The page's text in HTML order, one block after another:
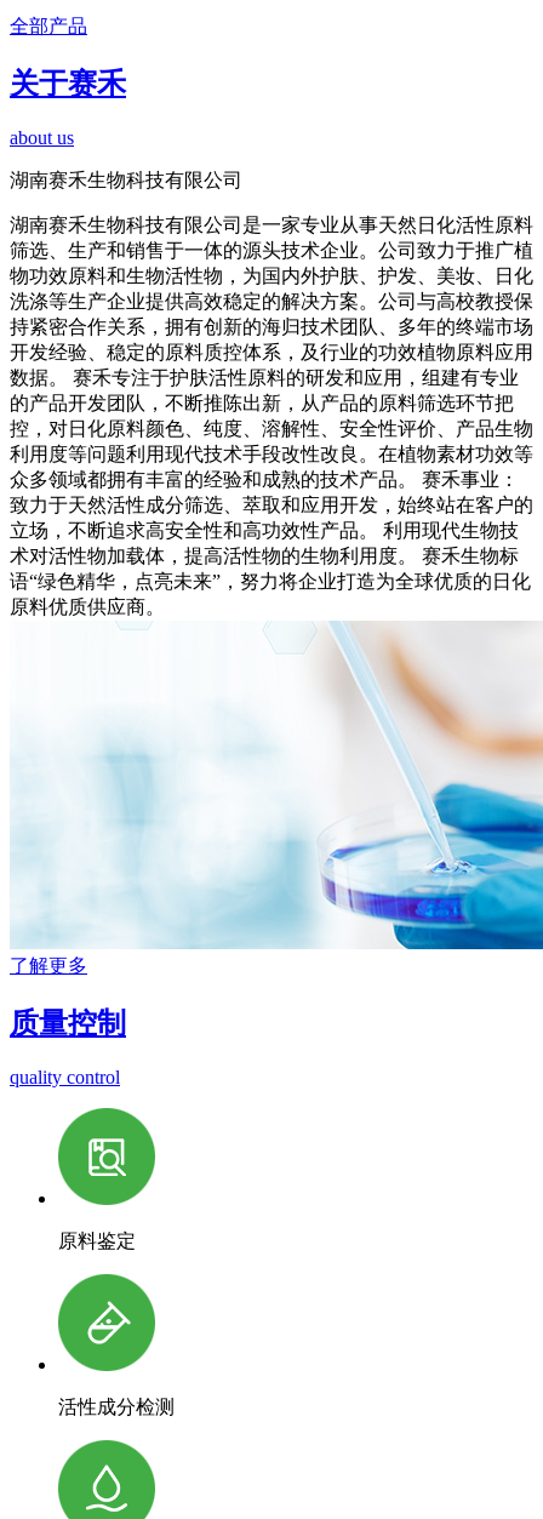
全部产品
关于赛禾
about us
湖南赛禾生物科技有限公司
湖南赛禾生物科技有限公司是一家专业从事天然日化活性原料
筛选、生产和销售于一体的源头技术企业。公司致力于推广植
物功效原料和生物活性物，为国内外护肤、护发、美妆、日化
洗涤等生产企业提供高效稳定的解决方案。公司与高校教授保
持紧密合作关系，拥有创新的海归技术团队、多年的终端市场
开发经验、稳定的原料质控体系，及行业的功效植物原料应用
数据。 赛禾专注于护肤活性原料的研发和应用，组建有专业
的产品开发团队，不断推陈出新，从产品的原料筛选环节把
控，对日化原料颜色、纯度、溶解性、安全性评价、产品生物
利用度等问题利用现代技术手段改性改良。在植物素材功效等
众多领域都拥有丰富的经验和成熟的技术产品。 赛禾事业：
致力于天然活性成分筛选、萃取和应用开发，始终站在客户的
立场，不断追求高安全性和高功效性产品。 利用现代生物技
术对活性物加载体，提高活性物的生物利用度。 赛禾生物标
语“绿色精华，点亮未来”，努力将企业打造为全球优质的日化
原料优质供应商。
了解更多
质量控制
quality control
原料鉴定
活性成分检测